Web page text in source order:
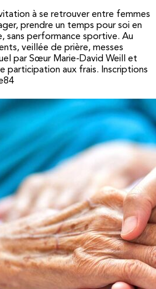
à se retrouver entre femmes
prendre un temps pour soi en
sans performance sportive. Au
veillée de prière, messes
par Sœur Marie-David Weill et
participation aux frais. Inscriptions